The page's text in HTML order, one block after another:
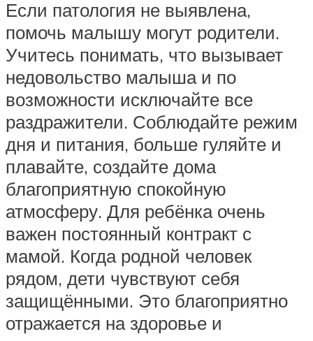
Если патология не выявлена,
помочь малышу могут родители.
Учитесь понимать, что вызывает
недовольство малыша и по
возможности исключайте все
раздражители. Соблюдайте режим
дня и питания, больше гуляйте и
плавайте, создайте дома
благоприятную спокойную
атмосферу. Для ребёнка очень
важен постоянный контракт с
мамой. Когда родной человек
рядом, дети чувствуют себя
защищёнными. Это благоприятно
отражается на здоровье и